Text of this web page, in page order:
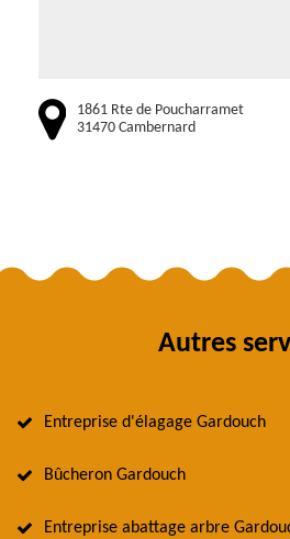
1861 Rte de Poucharramet
31470 Cambernard
Autres
Entreprise d'élagage Gardouch
Bûcheron Gardouch
Entreprise abattage arbre